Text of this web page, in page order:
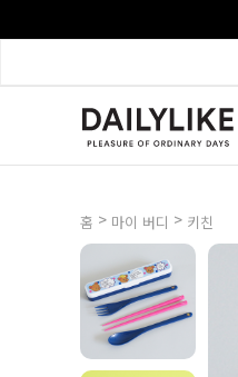
홈 > 마이 버디 > 키친